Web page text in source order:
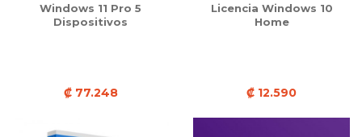
Windows 11 Pro 5
Dispositivos
₡ 77.248
Licencia Windows 10
Home
₡ 12.590